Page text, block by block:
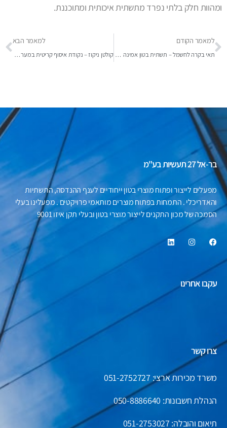
ומהוות חלק בלתי נפרד מתשתית איכותית ומתוכננת.
למאמר הקודם
תאי בקרה לחשמל – תשתית בטון אמינה לניהול מערכות חשמל
למאמר הבא
קולטן ניקוז – נקודת איסוף קריטית במערכות ניהול מי גשם
בר-אל 27 תעשיות בע"מ
מפעלים לייצור ופתוח מוצרי בטון ייחודיים לענף ההנדסה, התשתיות
והאדריכלי . התמחות בפתוח מוצרים מותאמי פרויקטים . מפעלינו בעלי
הסמכה של מכון התקנים לייצור מוצרי בטון ובעלי תקן איזו 9001
עקבו אחרינו
צרו קשר
משרד מכירות ארצי: 051-2752727
הנהלת חשבונות: 050-8886640
תיאום והובלה: 051-2753027